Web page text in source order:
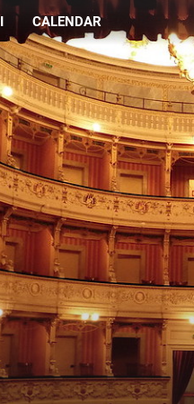
CALENDAR